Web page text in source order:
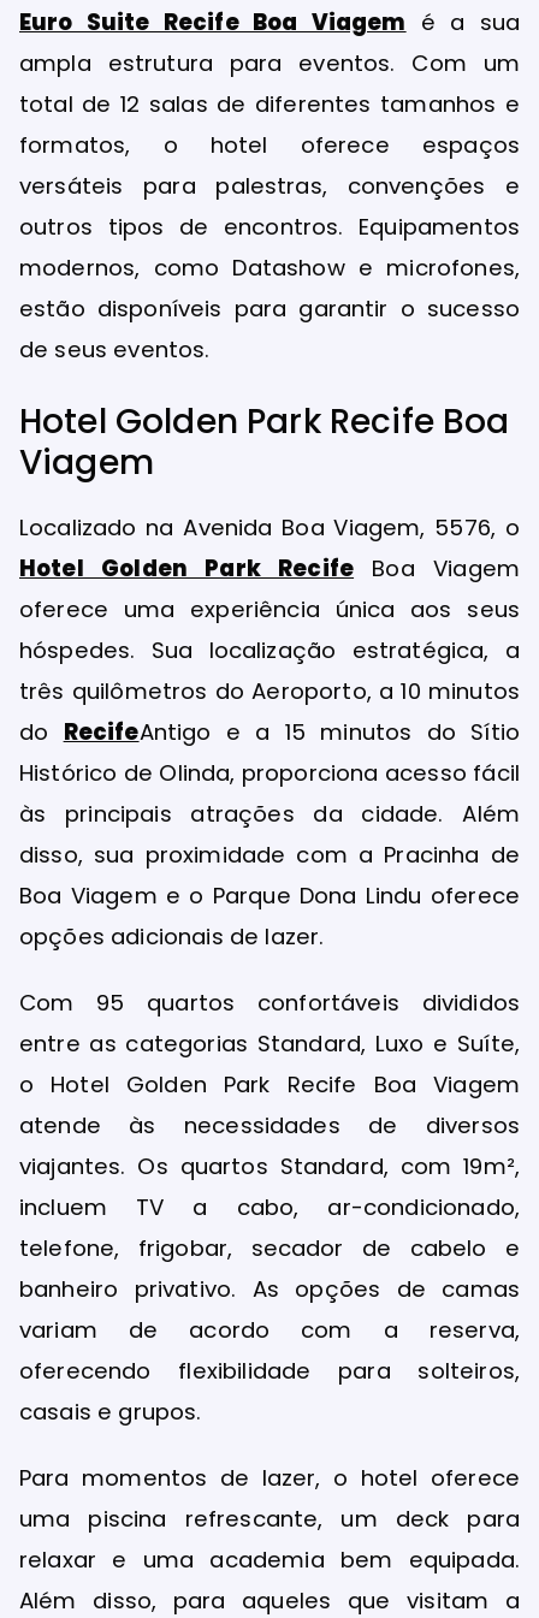
Euro Suite Recife Boa Viagem é a sua
ampla estrutura para eventos. Com um
total de 12 salas de diferentes tamanhos e
formatos, o hotel oferece espaços
versáteis para palestras, convenções e
outros tipos de encontros. Equipamentos
modernos, como Datashow e microfones,
estão disponíveis para garantir o sucesso
de seus eventos.
Hotel Golden Park Recife Boa
Viagem
Localizado na Avenida Boa Viagem, 5576, o
Hotel Golden Park Recife Boa Viagem
oferece uma experiência única aos seus
hóspedes. Sua localização estratégica, a
três quilômetros do Aeroporto, a 10 minutos
do RecifeAntigo e a 15 minutos do Sítio
Histórico de Olinda, proporciona acesso fácil
às principais atrações da cidade. Além
disso, sua proximidade com a Pracinha de
Boa Viagem e o Parque Dona Lindu oferece
opções adicionais de lazer.
Com 95 quartos confortáveis divididos
entre as categorias Standard, Luxo e Suíte,
o Hotel Golden Park Recife Boa Viagem
atende às necessidades de diversos
viajantes. Os quartos Standard, com 19m²,
incluem TV a cabo, ar-condicionado,
telefone, frigobar, secador de cabelo e
banheiro privativo. As opções de camas
variam de acordo com a reserva,
oferecendo flexibilidade para solteiros,
casais e grupos.
Para momentos de lazer, o hotel oferece
uma piscina refrescante, um deck para
relaxar e uma academia bem equipada.
Além disso, para aqueles que visitam a